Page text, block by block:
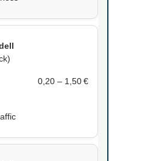
0,20 – 1,50 €